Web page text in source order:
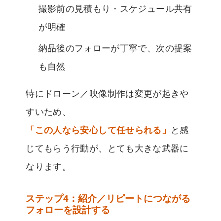
撮影前の見積もり・スケジュール共有
が明確
納品後のフォローが丁寧で、次の提案
も自然
特にドローン／映像制作は変更が起きや
すいため、
「この人なら安心して任せられる」
と感
じてもらう行動が、とても大きな武器に
なります。
ステップ4：紹介／リピートにつながる
フォローを設計する